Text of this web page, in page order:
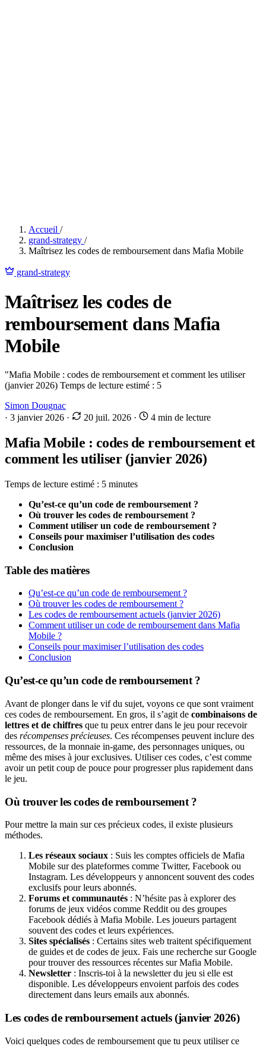
Accueil /
grand-strategy /
Maîtrisez les codes de remboursement dans Mafia Mobile
grand-strategy
Maîtrisez les codes de
remboursement dans Mafia
Mobile
"Mafia Mobile : codes de remboursement et comment les utiliser
(janvier 2026) Temps de lecture estimé : 5
Simon Dougnac
· 3 janvier 2026 · 20 juil. 2026 · 4 min de lecture
Mafia Mobile : codes de remboursement et
comment les utiliser (janvier 2026)
Temps de lecture estimé : 5 minutes
Qu’est-ce qu’un code de remboursement ?
Où trouver les codes de remboursement ?
Comment utiliser un code de remboursement ?
Conseils pour maximiser l’utilisation des codes
Conclusion
Table des matières
Qu’est-ce qu’un code de remboursement ?
Où trouver les codes de remboursement ?
Les codes de remboursement actuels (janvier 2026)
Comment utiliser un code de remboursement dans Mafia
Mobile ?
Conseils pour maximiser l’utilisation des codes
Conclusion
Qu’est-ce qu’un code de remboursement ?
Avant de plonger dans le vif du sujet, voyons ce que sont vraiment
ces codes de remboursement. En gros, il s’agit de combinaisons de
lettres et de chiffres que tu peux entrer dans le jeu pour recevoir
des récompenses précieuses. Ces récompenses peuvent inclure des
ressources, de la monnaie in-game, des personnages uniques, ou
même des mises à jour exclusives. Utiliser ces codes, c’est comme
avoir un petit coup de pouce pour progresser plus rapidement dans
le jeu.
Où trouver les codes de remboursement ?
Pour mettre la main sur ces précieux codes, il existe plusieurs
méthodes.
Les réseaux sociaux : Suis les comptes officiels de Mafia
Mobile sur des plateformes comme Twitter, Facebook ou
Instagram. Les développeurs y annoncent souvent des codes
exclusifs pour leurs abonnés.
Forums et communautés : N’hésite pas à explorer des
forums de jeux vidéos comme Reddit ou des groupes
Facebook dédiés à Mafia Mobile. Les joueurs partagent
souvent des codes et leurs expériences.
Sites spécialisés : Certains sites web traitent spécifiquement
de guides et de codes de jeux. Fais une recherche sur Google
pour trouver des ressources récentes sur Mafia Mobile.
Newsletter : Inscris-toi à la newsletter du jeu si elle est
disponible. Les développeurs envoient parfois des codes
directement dans leurs emails aux abonnés.
Les codes de remboursement actuels (janvier 2026)
Voici quelques codes de remboursement que tu peux utiliser ce